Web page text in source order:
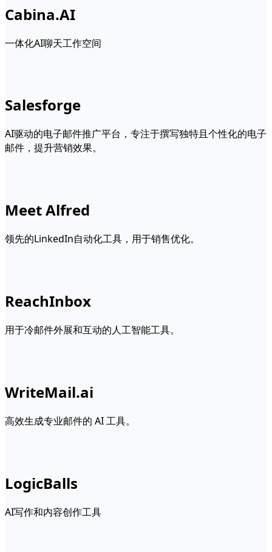
Cabina.AI
一体化AI聊天工作空间
Salesforge
AI驱动的电子邮件推广平台，专注于撰写独特且个性化的电子
邮件，提升营销效果。
Meet Alfred
领先的LinkedIn自动化工具，用于销售优化。
ReachInbox
用于冷邮件外展和互动的人工智能工具。
WriteMail.ai
高效生成专业邮件的 AI 工具。
LogicBalls
AI写作和内容创作工具